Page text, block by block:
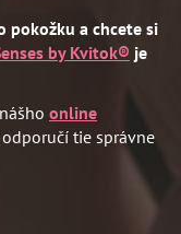
pokožku a chcete si
by Kvitok® je
online
tie správne